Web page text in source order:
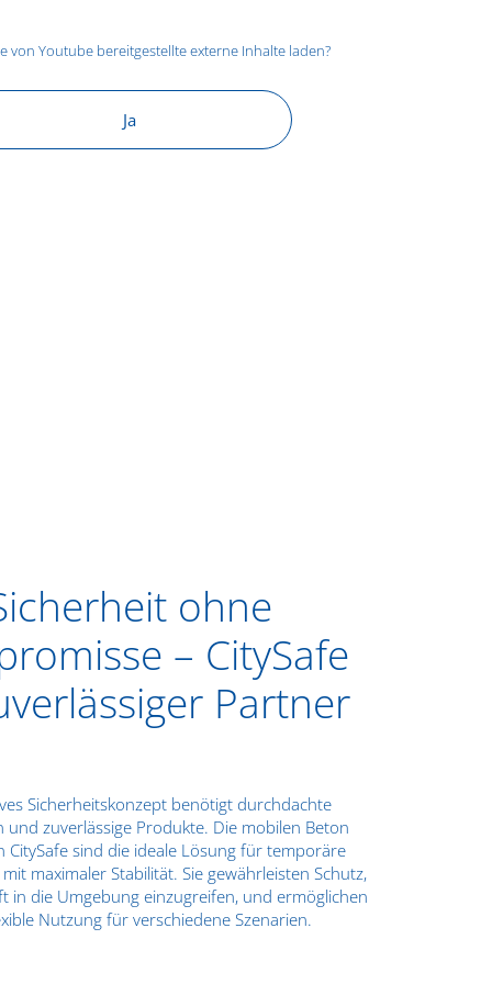
von Youtube bereitgestellte externe Inhalte laden?
Ja
ohne
– CitySafe
Partner
Sicherheitskonzept benötigt durchdachte
und zuverlässige Produkte. Die mobilen Beton
CitySafe sind die ideale Lösung für temporäre
maximaler Stabilität. Sie gewährleisten Schutz,
in die Umgebung einzugreifen, und ermöglichen
Nutzung für verschiedene Szenarien.